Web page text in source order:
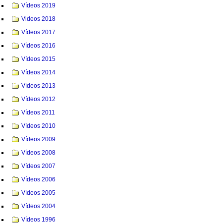
Vídeos 2019
Videos 2018
Vídeos 2017
Vídeos 2016
Vídeos 2015
Vídeos 2014
Vídeos 2013
Vídeos 2012
Vídeos 2011
Vídeos 2010
Vídeos 2009
Vídeos 2008
Vídeos 2007
Vídeos 2006
Vídeos 2005
Vídeos 2004
Vídeos 1996